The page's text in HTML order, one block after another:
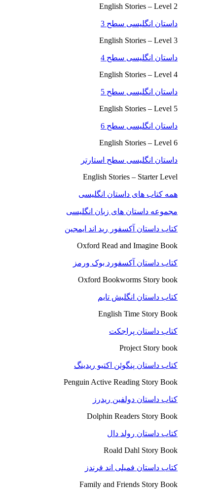
English Stories – Level 2
داستان انگلیسی سطح 3
English Stories – Level 3
داستان انگلیسی سطح 4
English Stories – Level 4
داستان انگلیسی سطح 5
English Stories – Level 5
داستان انگلیسی سطح 6
English Stories – Level 6
داستان انگلیسی سطح استارتر
English Stories – Starter Level
همه کتاب های داستان انگلیسی
مجموعه داستان های زبان انگلیسی
کتاب داستان آکسفور رید اند ایمجین
Oxford Read and Imagine Book
کتاب داستان آکسفورد بوک ورمز
Oxford Bookworms Story book
کتاب داستان انگلیش تایم
English Time Story Book
کتاب داستان پراجکت
Project Story book
کتاب داستان پنگوئن اکتیو ریدینگ
Penguin Active Reading Story Book
کتاب داستان دولفین ریدرز
Dolphin Readers Story Book
کتاب داستان رولد دال
Roald Dahl Story Book
کتاب داستان فمیلی اند فرندز
Family and Friends Story Book